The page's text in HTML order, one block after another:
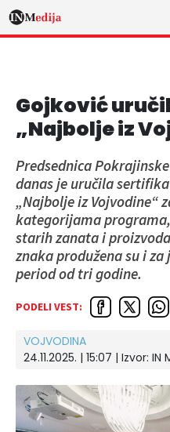
Gojković
„Najbolje iz
Predsednica
danas je uručila
„Najbolje iz Vojvodine“
kategorijama
starih zanata i
znaka produžena su i
period od tri godine.
PODELI VEST:
VOJVODINA
24.11.2025. | 15:07 | Izvor: IN